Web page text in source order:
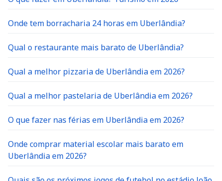
Onde tem borracharia 24 horas em Uberlândia?
Qual o restaurante mais barato de Uberlândia?
Qual a melhor pizzaria de Uberlândia em 2026?
Qual a melhor pastelaria de Uberlândia em 2026?
O que fazer nas férias em Uberlândia em 2026?
Onde comprar material escolar mais barato em
Uberlândia em 2026?
Quais são os próximos jogos de futebol no estádio João